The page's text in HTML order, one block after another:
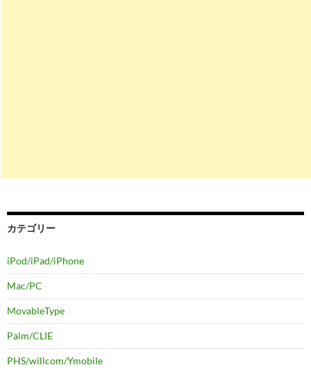
カテゴリー
iPod/iPad/iPhone
Mac/PC
MovableType
Palm/CLIE
PHS/willcom/Ymobile